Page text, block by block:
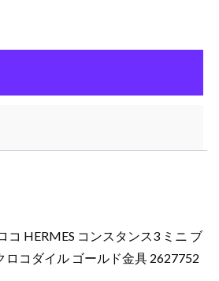
コ HERMES コンスタンス3 ミニ ブ
ロコダイル ゴールド金具 2627752